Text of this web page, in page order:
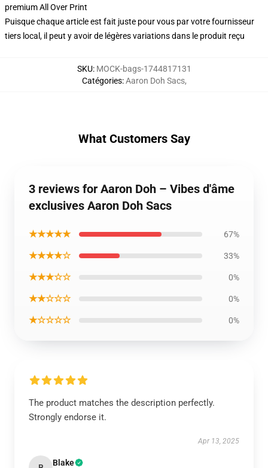
premium All Over Print
Puisque chaque article est fait juste pour vous par votre fournisseur
tiers local, il peut y avoir de légères variations dans le produit reçu
SKU: MOCK-bags-1744817131
Catégories:Aaron Doh Sacs,
What Customers Say
3 reviews for Aaron Doh – Vibes d'âme
exclusives Aaron Doh Sacs
★★★★★ 67%
★★★★☆ 33%
★★★☆☆ 0%
★★☆☆☆ 0%
★☆☆☆☆ 0%
The product matches the description perfectly.
Strongly endorse it.
Apr 13, 2025
Blake